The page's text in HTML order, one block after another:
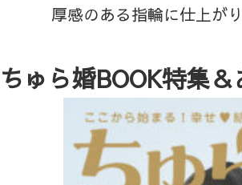
厚感のある指輪に仕上が
ちゅら婚BOOK特集